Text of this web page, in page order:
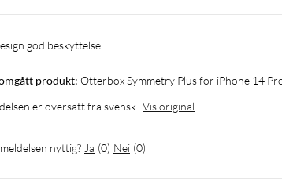
god beskyttelse
produkt: Otterbox Symmetry Plus för iPhone 14
er oversatt fra svensk Vis original
nyttig? Ja (0) Nei (0)